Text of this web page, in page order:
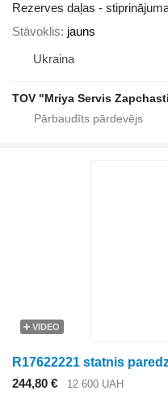
Rezerves daļas -
Stāvoklis jauns
Ukraina
TOV "Mriya Servis
VIDEO
R17622221 statnis
244,80 €
12 600 UAH